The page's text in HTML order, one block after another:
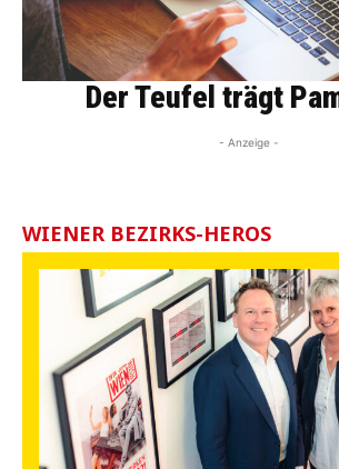
Der Teufel trägt
- Anzeige -
WIENER BEZIRKS-HEROS